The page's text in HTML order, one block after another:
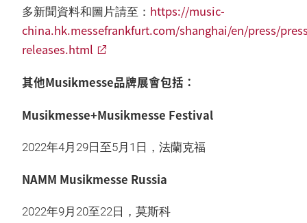
多新聞資料和圖片請至： https://music-
china.hk.messefrankfurt.com/shanghai/en/press/
releases.html
其他Musikmesse品牌展會包括：
Musikmesse+Musikmesse Festival
2022年4月29日至5月1日，法蘭克福
NAMM Musikmesse Russia
2022年9月20至22日，莫斯科